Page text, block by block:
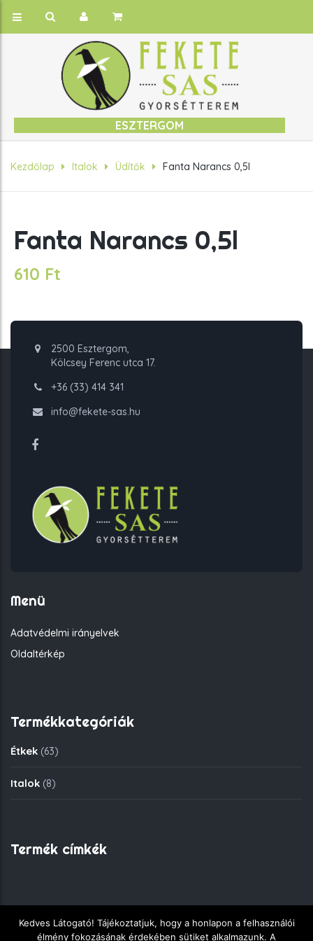
ESZTERGOM
Kezdőlap Italok Üdítők Fanta Narancs 0,5l
Fanta Narancs 0,5l
610 Ft
2500 Esztergom,
Kölcsey Ferenc utca 17.
+36 (33) 414 341
info@fekete-sas.hu
Menü
Adatvédelmi irányelvek
Oldaltérkép
Termékkategóriák
Étkek (63)
Italok (8)
Termék címkék
Copyright © 2018 - Fekete Sas Gyorsétkezde - Minden jog
Kedves Látogató! Tájékoztatjuk, hogy a honlapon a felhasználói
élmény fokozásának érdekében sütiket alkalmazunk. A